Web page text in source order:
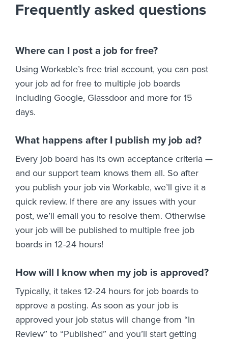
Frequently asked questions
Where can I post a job for free?
Using Workable’s free trial account, you can post
your job ad for free to multiple job boards
including Google, Glassdoor and more for 15
days.
What happens after I publish my job ad?
Every job board has its own acceptance criteria —
and our support team knows them all. So after
you publish your job via Workable, we’ll give it a
quick review. If there are any issues with your
post, we’ll email you to resolve them. Otherwise
your job will be published to multiple free job
boards in 12-24 hours!
How will I know when my job is approved?
Typically, it takes 12-24 hours for job boards to
approve a posting. As soon as your job is
approved your job status will change from “In
Review” to “Published” and you’ll start getting